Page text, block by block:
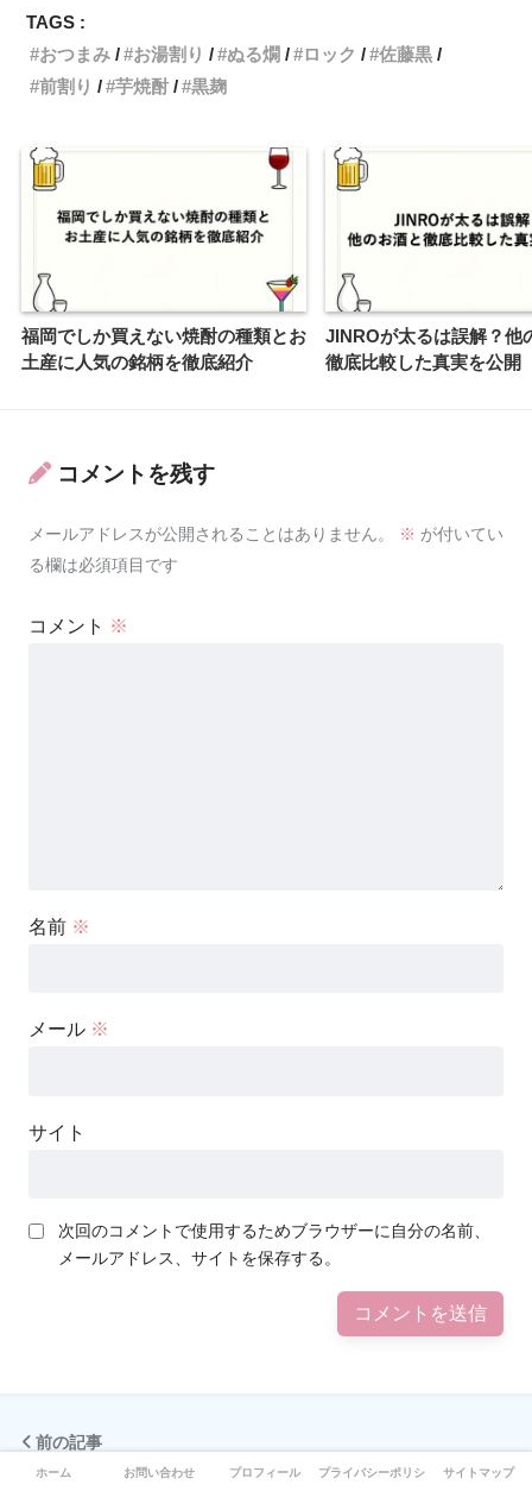
TAGS :
おつまみ
お湯割り ぬる燗 ロック
佐藤黒
前割り
芋焼酎 黒麹
福岡でしか買えない焼酎の種類とお
土産に人気の銘柄を徹底紹介
JINROが太るは誤解？他
徹底比較した真実を公開
コメントを残す
メールアドレスが公開されることはありません。 ※ が付いてい
る欄は必須項目です
コメント ※
名前 ※
メール ※
サイト
次回のコメントで使用するためブラウザーに自分の名前、
メールアドレス、サイトを保存する。
前の記事
ホーム お問い合わせ プロフィール プライバシーポリシー サイトマップ